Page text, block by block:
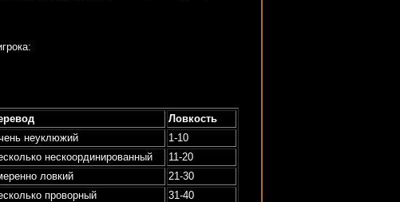
Ловкость
неуклюжий
1-10
нескоординированный
11-20
ловкий
21-30
проворный
31-40